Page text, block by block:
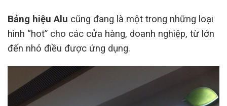
Bảng hiệu Alu cũng đang là một trong những loại
hình “hot” cho các cửa hàng, doanh nghiệp, từ lớn
đến nhỏ điều được ứng dụng.